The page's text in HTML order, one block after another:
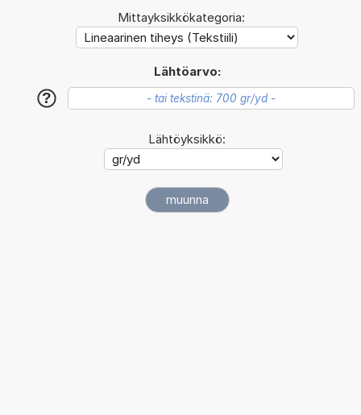
Mittayksikkökategoria:
Lähtöarvo:
?
Lähtöyksikkö: